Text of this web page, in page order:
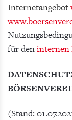
Internetangebot
für deninternen
(Stand: